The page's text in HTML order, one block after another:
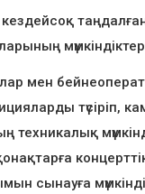
мен
түсіріп,
сынауға